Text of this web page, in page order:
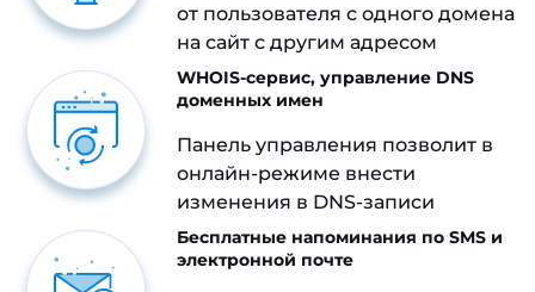
от пользователя с одного домена
на сайт с другим адресом
WHOIS-сервис, управление DNS
доменных имен
Панель управления позволит в
онлайн-режиме внести
изменения в DNS-записи
Бесплатные напоминания по SMS и
электронной почте